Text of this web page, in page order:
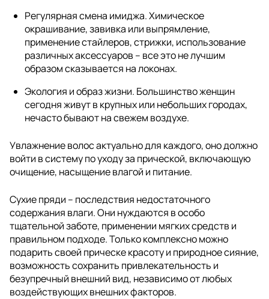
Регулярная смена имиджа. Химическое
окрашивание, завивка или выпрямление,
применение стайлеров, стрижки, использование
различных аксессуаров – все это не лучшим
образом сказывается на локонах.
Экология и образ жизни. Большинство женщин
сегодня живут в крупных или небольших городах,
нечасто бывают на свежем воздухе.
Увлажнение волос актуально для каждого, оно должно
войти в систему по уходу за прической, включающую
очищение, насыщение влагой и питание.
Сухие пряди – последствия недостаточного
содержания влаги. Они нуждаются в особо
тщательной заботе, применении мягких средств и
правильном подходе. Только комплексно можно
подарить своей прическе красоту и природное сияние,
возможность сохранить привлекательность и
безупречный внешний вид, независимо от любых
воздействующих внешних факторов.